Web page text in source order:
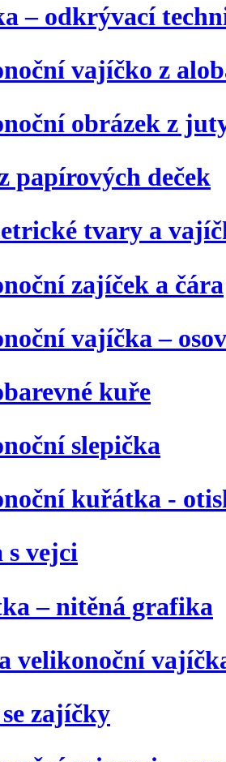
– odkrývací
vajíčko z
obrázek z
papírových deček
tvary a
zajíček a čára
vajíčka –
kuře
slepička
kuřátka -
s vejci
– nitěná grafika
velikonoční
zajíčky